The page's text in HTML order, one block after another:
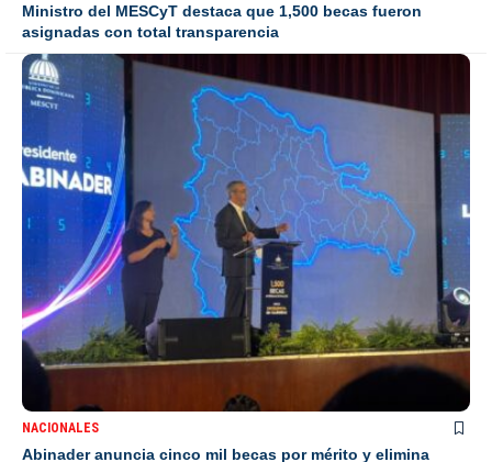
Ministro del MESCyT destaca que 1,500 becas fueron
asignadas con total transparencia
NACIONALES
Abinader anuncia cinco mil becas por mérito y elimina